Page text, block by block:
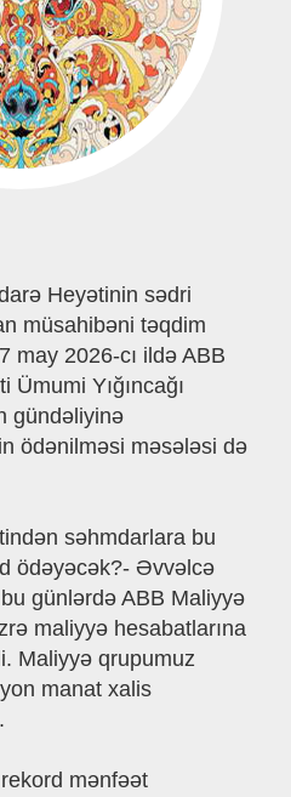
Heyətinin sədri
müsahibəni təqdim
may 2026-cı ildə ABB
Ümumi Yığıncağı
gündəliyinə
ödənilməsi məsələsi də
səhmdarlara bu
ödəyəcək?- Əvvəlcə
günlərdə ABB Maliyyə
maliyyə hesabatlarına
Maliyyə qrupumuz
manat xalis
mənfəət